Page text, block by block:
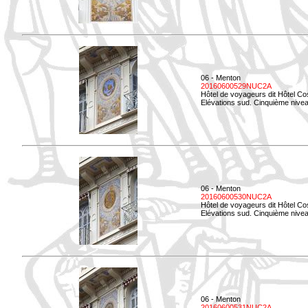
06 - Menton
20160600529NUC2A
Hôtel de voyageurs dit Hôtel
Elévations sud. Cinquième
06 - Menton
20160600530NUC2A
Hôtel de voyageurs dit Hôtel
Elévations sud. Cinquième
06 - Menton